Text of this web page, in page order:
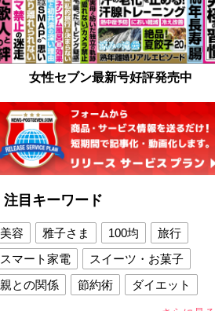
女性セブン最新号好評発売中
注目キーワード
美容 雅子さま 100均
旅行
スマート家電
スイーツ・お菓子
親との関係
節約術
ダイエット